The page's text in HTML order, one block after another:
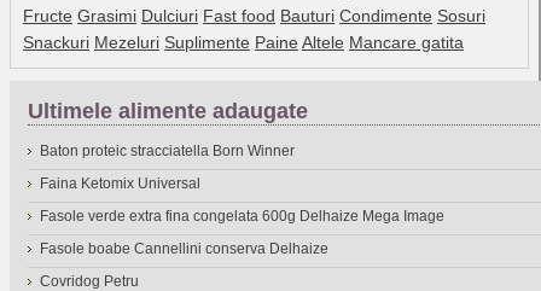
Fructe Grasimi Dulciuri Fast food Bauturi Condimente Sosuri
Snackuri Mezeluri Suplimente Paine Altele Mancare gatita
Ultimele alimente adaugate
Baton proteic stracciatella Born Winner
Faina Ketomix Universal
Fasole verde extra fina congelata 600g Delhaize Mega Image
Fasole boabe Cannellini conserva Delhaize
Covridog Petru